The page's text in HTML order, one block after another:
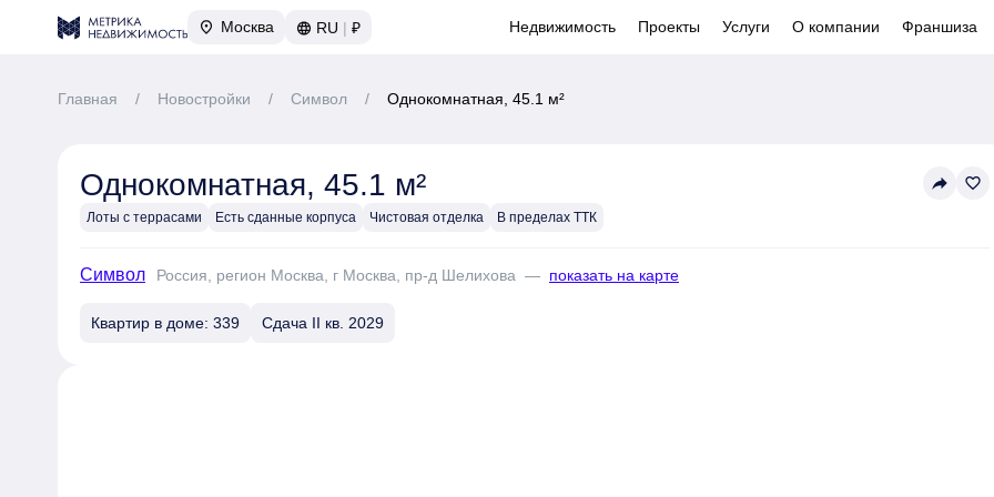
Москва RU | ₽ Недвижимость Проекты Услуги О компании Франшиза
Главная / Новостройки / Символ / Однокомнатная, 45.1 м²
Однокомнатная, 45.1 м²
Лоты с террасами Есть сданные корпуса Чистовая отделка В пределах ТТК
reply favorite_border
Символ Россия, регион Москва, г Москва, пр-д Шелихова — показать на карте
Квартир в доме: 339 Сдача II кв. 2029